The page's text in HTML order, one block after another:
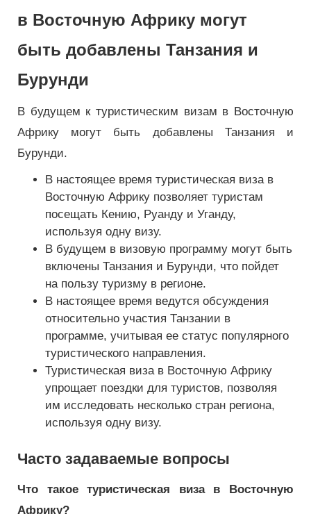
в Восточную Африку могут
быть добавлены Танзания и
Бурунди
В будущем к туристическим визам в Восточную
Африку могут быть добавлены Танзания и
Бурунди.
В настоящее время туристическая виза в
Восточную Африку позволяет туристам
посещать Кению, Руанду и Уганду,
используя одну визу.
В будущем в визовую программу могут быть
включены Танзания и Бурунди, что пойдет
на пользу туризму в регионе.
В настоящее время ведутся обсуждения
относительно участия Танзании в
программе, учитывая ее статус популярного
туристического направления.
Туристическая виза в Восточную Африку
упрощает поездки для туристов, позволяя
им исследовать несколько стран региона,
используя одну визу.
Часто задаваемые вопросы
Что такое туристическая виза в Восточную
Африку?